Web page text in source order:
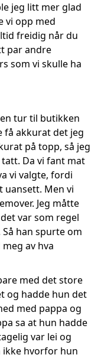
jeg litt mer glad
vi opp med
freidig når du
par andre
som vi skulle ha
tur til butikken
få akkurat det jeg
på topp, så jeg
Da vi fant mat
vi valgte, fordi
uansett. Men vi
Jeg måtte
var som regel
han spurte om
av hva
med det store
og hadde hun det
med pappa og
sa at hun hadde
var lei og
ikke hvorfor hun